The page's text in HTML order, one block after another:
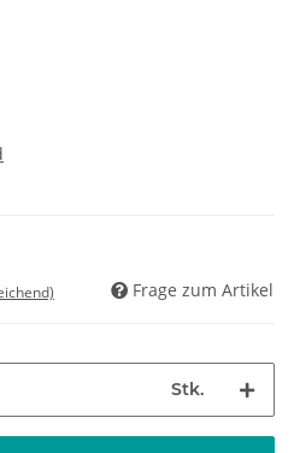
Frage zum Artikel
Stk.